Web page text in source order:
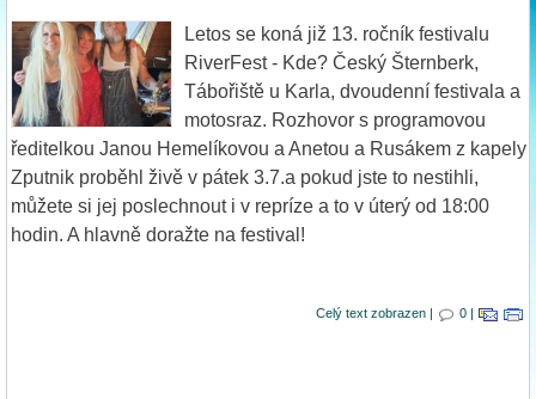
Letos se koná již 13. ročník festivalu
RiverFest - Kde? Český Šternberk,
Tábořiště u Karla, dvoudenní festivala a
motosraz. Rozhovor s programovou
ředitelkou Janou Hemelíkovou a Anetou a Rusákem z kapely
Zputnik proběhl živě v pátek 3.7.a pokud jste to nestihli,
můžete si jej poslechnout i v repríze a to v úterý od 18:00
hodin. A hlavně doražte na festival!
Celý text zobrazen | 0 |